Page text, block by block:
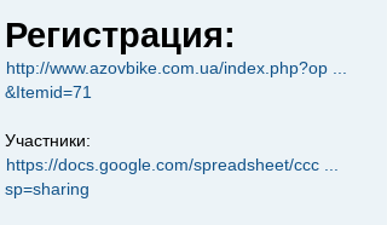
Регистрация:
http://www.azovbike.com.ua/index.php?op ...
&Itemid=71
Участники:
https://docs.google.com/spreadsheet/ccc ...
sp=sharing